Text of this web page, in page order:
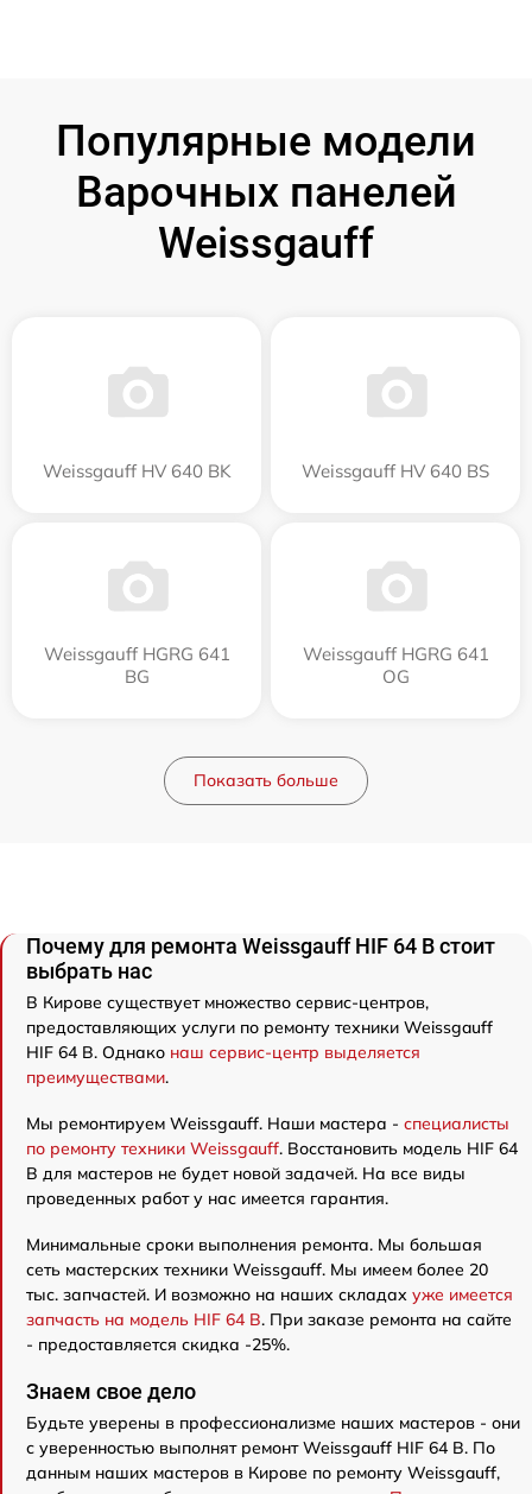
Популярные модели
Варочных панелей
Weissgauff
Weissgauff HV 640 BK Weissgauff HV 640 BS
Weissgauff HGRG 641
BG
Weissgauff HGRG 641
OG
Показать больше
Почему для ремонта Weissgauff HIF 64 B стоит
выбрать нас
В Кирове существует множество сервис-центров,
предоставляющих услуги по ремонту техники Weissgauff
HIF 64 B. Однако наш сервис-центр выделяется
преимуществами.
Мы ремонтируем Weissgauff. Наши мастера - специалисты
по ремонту техники Weissgauff. Восстановить модель HIF 64
B для мастеров не будет новой задачей. На все виды
проведенных работ у нас имеется гарантия.
Минимальные сроки выполнения ремонта. Мы большая
сеть мастерских техники Weissgauff. Мы имеем более 20
тыс. запчастей. И возможно на наших складах уже имеется
запчасть на модель HIF 64 B. При заказе ремонта на сайте
- предоставляется скидка -25%.
Знаем свое дело
Будьте уверены в профессионализме наших мастеров - они
с уверенностью выполнят ремонт Weissgauff HIF 64 B. По
данным наших мастеров в Кирове по ремонту Weissgauff,